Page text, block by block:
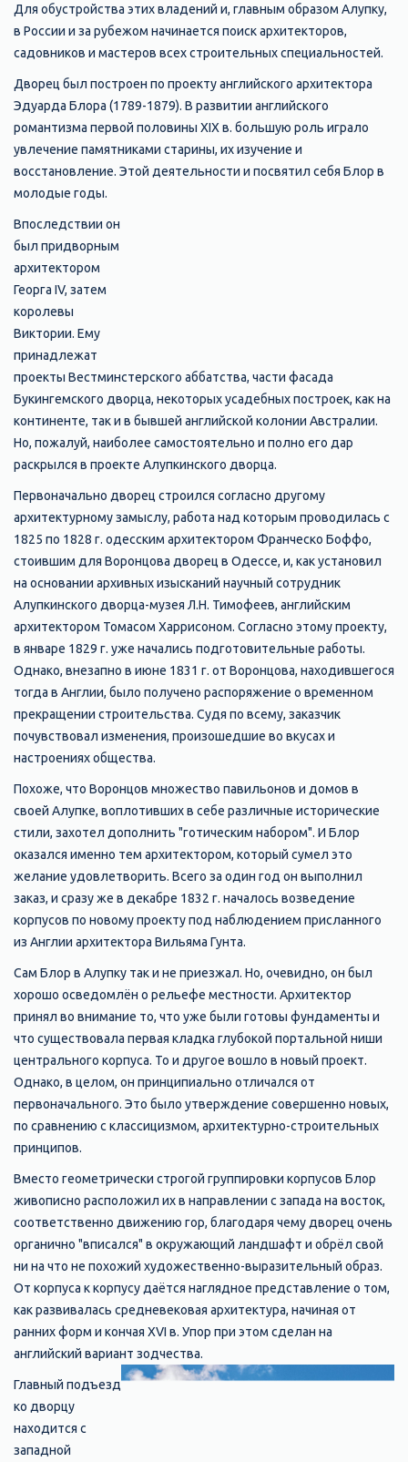
Для обустройства этих владений и, главным образом Алупку,
в России и за рубежом начинается поиск архитекторов,
садовников и мастеров всех строительных специальностей.
Дворец был построен по проекту английского архитектора
Эдуарда Блора (1789-1879). В развитии английского
романтизма первой половины XIX в. большую роль играло
увлечение памятниками старины, их изучение и
восстановление. Этой деятельности и посвятил себя Блор в
молодые годы.
Впоследствии он
был придворным
архитектором
Георга IV, затем
королевы
Виктории. Ему
принадлежат
проекты Вестминстерского аббатства, части фасада
Букингемского дворца, некоторых усадебных построек, как на
континенте, так и в бывшей английской колонии Австралии.
Но, пожалуй, наиболее самостоятельно и полно его дар
раскрылся в проекте Алупкинского дворца.
Первоначально дворец строился согласно другому
архитектурному замыслу, работа над которым проводилась с
1825 по 1828 г. одесским архитектором Франческо Боффо,
стоившим для Воронцова дворец в Одессе, и, как установил
на основании архивных изысканий научный сотрудник
Алупкинского дворца-музея Л.Н. Тимофеев, английским
архитектором Томасом Харрисоном. Согласно этому проекту,
в январе 1829 г. уже начались подготовительные работы.
Однако, внезапно в июне 1831 г. от Воронцова, находившегося
тогда в Англии, было получено распоряжение о временном
прекращении строительства. Судя по всему, заказчик
почувствовал изменения, произошедшие во вкусах и
настроениях общества.
Похоже, что Воронцов множество павильонов и домов в
своей Алупке, воплотивших в себе различные исторические
стили, захотел дополнить "готическим набором". И Блор
оказался именно тем архитектором, который сумел это
желание удовлетворить. Всего за один год он выполнил
заказ, и сразу же в декабре 1832 г. началось возведение
корпусов по новому проекту под наблюдением присланного
из Англии архитектора Вильяма Гунта.
Сам Блор в Алупку так и не приезжал. Но, очевидно, он был
хорошо осведомлён о рельефе местности. Архитектор
принял во внимание то, что уже были готовы фундаменты и
что существовала первая кладка глубокой портальной ниши
центрального корпуса. То и другое вошло в новый проект.
Однако, в целом, он принципиально отличался от
первоначального. Это было утверждение совершенно новых,
по сравнению с классицизмом, архитектурно-строительных
принципов.
Вместо геометрически строгой группировки корпусов Блор
живописно расположил их в направлении с запада на восток,
соответственно движению гор, благодаря чему дворец очень
органично "вписался" в окружающий ландшафт и обрёл свой
ни на что не похожий художественно-выразительный образ.
От корпуса к корпусу даётся наглядное представление о том,
как развивалась средневековая архитектура, начиная от
ранних форм и кончая XVI в. Упор при этом сделан на
английский вариант зодчества.
Главный подъезд
ко дворцу
находится с
западной